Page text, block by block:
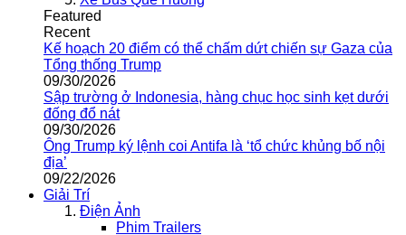
Featured
Recent
Kế hoạch 20 điểm có thể chấm dứt chiến sự Gaza của
Tổng thống Trump
09/30/2026
Sập trường ở Indonesia, hàng chục học sinh kẹt dưới
đống đổ nát
09/30/2026
Ông Trump ký lệnh coi Antifa là ‘tổ chức khủng bố nội
địa’
09/22/2026
Giải Trí
Điện Ảnh
Phim Trailers